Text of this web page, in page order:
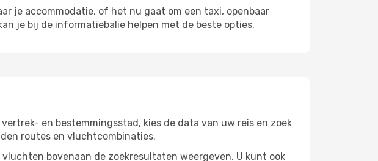
je accommodatie, of het nu gaat om een ​​taxi, openbaar
je bij de informatiebalie helpen met de beste opties.
en bestemmingsstad, kies de data van uw reis en zoek
routes en vluchtcombinaties.
bovenaan de zoekresultaten weergeven. U kunt ook